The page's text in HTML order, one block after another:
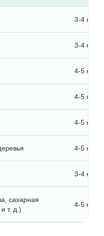
3-4 кг
3-4 кг
4-5 кг
4-5 кг
4-5 кг
4-5 кг
3-4 кг
сахарная
т. д.)
4-5 кг